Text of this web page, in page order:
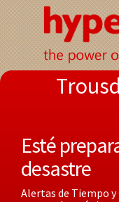
Esté
desastre
Alertas de Tiempo